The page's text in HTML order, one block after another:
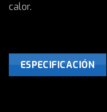
calor.
ESPECIFICACIÓN